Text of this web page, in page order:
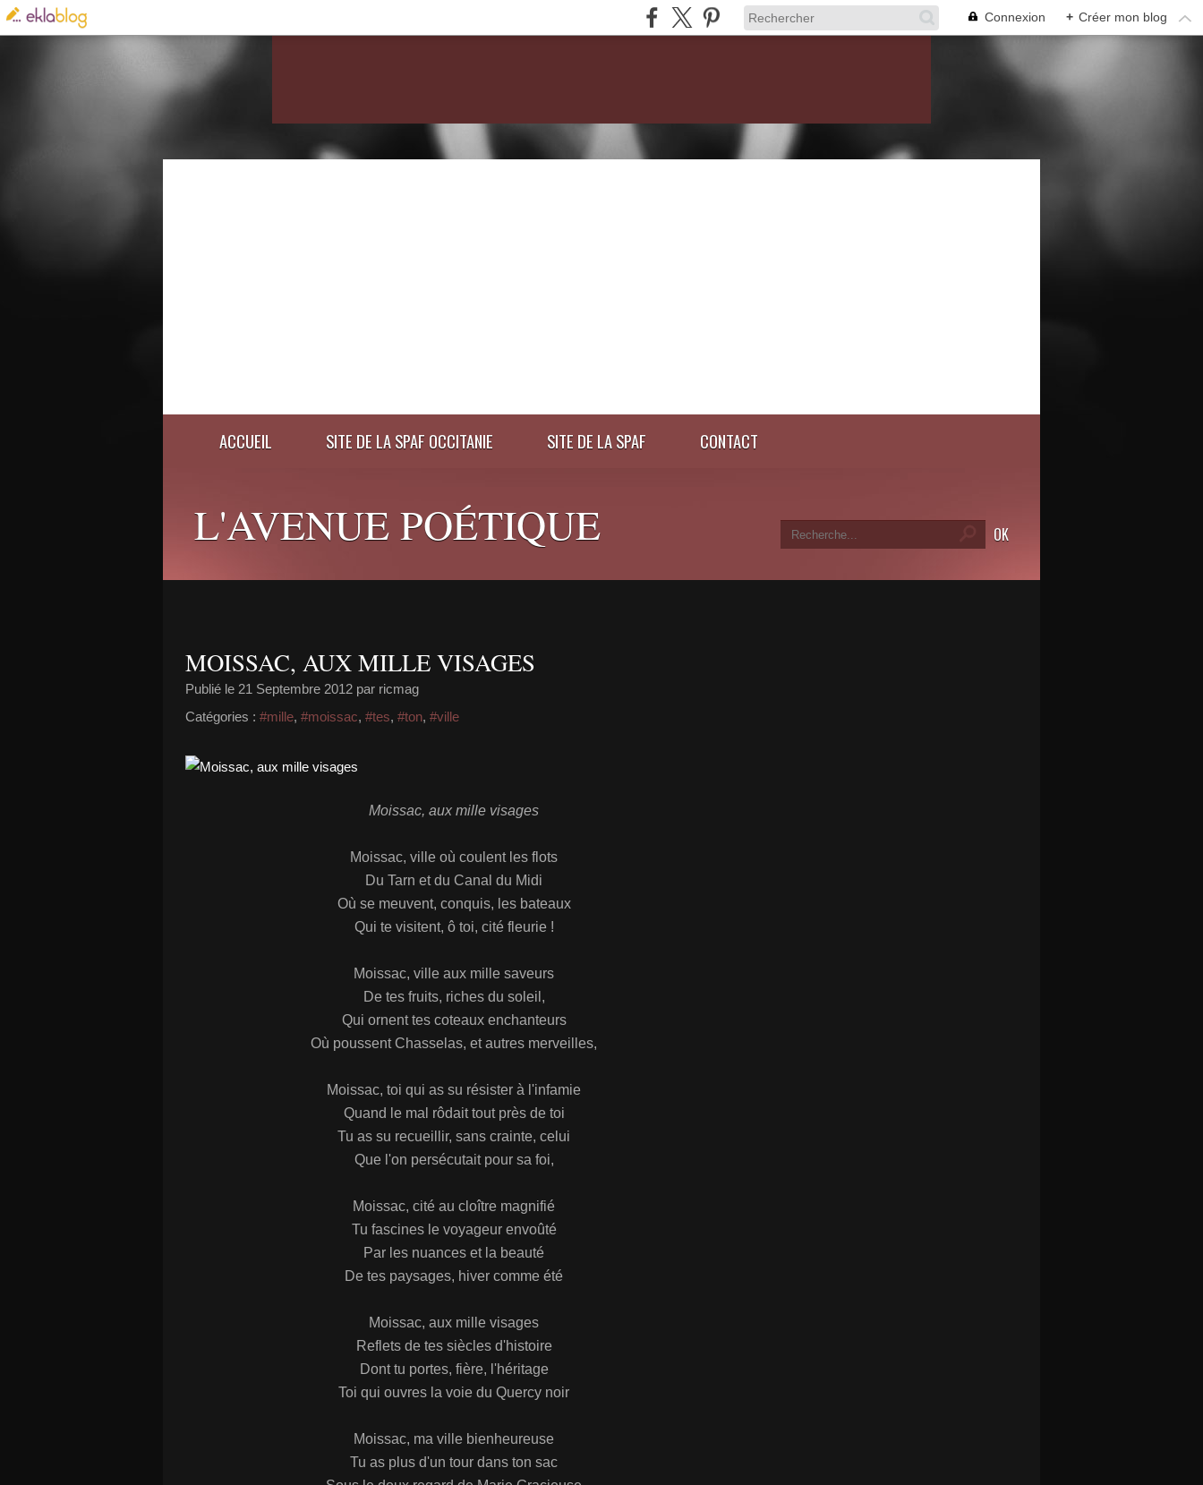
Connexion + Créer mon blog
ACCUEIL SITE DE LA SPAF OCCITANIE SITE DE LA SPAF CONTACT
L'AVENUE POÉTIQUE
MOISSAC, AUX MILLE VISAGES
Publié le 21 Septembre 2012 par ricmag
Catégories : #mille, #moissac, #tes, #ton, #ville
Moissac, aux mille visages
Moissac, ville où coulent les flots
Du Tarn et du Canal du Midi
Où se meuvent, conquis, les bateaux
Qui te visitent, ô toi, cité fleurie !
Moissac, ville aux mille saveurs
De tes fruits, riches du soleil,
Qui ornent tes coteaux enchanteurs
Où poussent Chasselas, et autres merveilles,
Moissac, toi qui as su résister à l'infamie
Quand le mal rôdait tout près de toi
Tu as su recueillir, sans crainte, celui
Que l'on persécutait pour sa foi,
Moissac, cité au cloître magnifié
Tu fascines le voyageur envoûté
Par les nuances et la beauté
De tes paysages, hiver comme été
Moissac, aux mille visages
Reflets de tes siècles d'histoire
Dont tu portes, fière, l'héritage
Toi qui ouvres la voie du Quercy noir
Moissac, ma ville bienheureuse
Tu as plus d'un tour dans ton sac